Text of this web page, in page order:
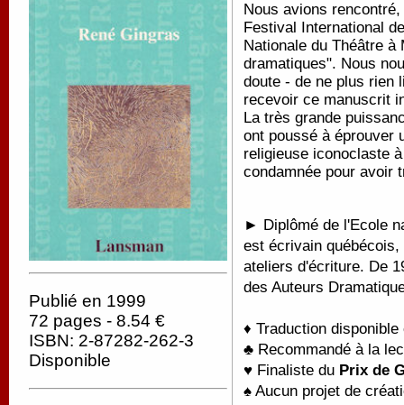
Publié en 1999
72 pages - 8.54 €
ISBN: 2-87282-262-3
Disponible
Nous avions
Festival International
Nationale du Théâtre
dramatiques". Nous
doute - de ne plus rien
recevoir ce manuscrit
La très grande
ont poussé à éprouver
religieuse iconoclaste
condamnée pour avoir
► Diplômé de l'Ecole
est écrivain
ateliers d'écriture. De
des Auteurs
♦ Traduction
♣ Recommandé à la
♥ Finaliste du Prix de
♠ Aucun projet de